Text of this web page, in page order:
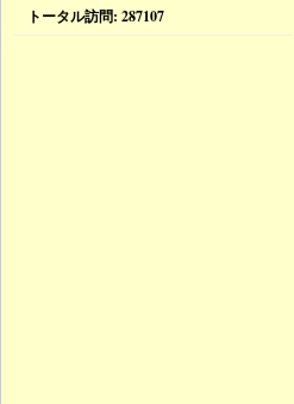
トータル訪問: 287107